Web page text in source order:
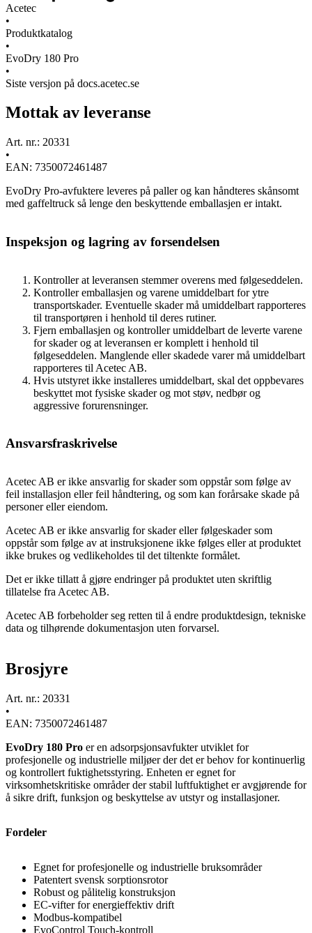
Acetec
•
Produktkatalog
•
EvoDry 180 Pro
•
Siste versjon på docs.acetec.se
Mottak av leveranse
Art. nr.: 20331
•
EAN: 7350072461487
EvoDry Pro-avfuktere leveres på paller og kan håndteres skånsomt
med gaffeltruck så lenge den beskyttende emballasjen er intakt.
Inspeksjon og lagring av forsendelsen
Kontroller at leveransen stemmer overens med følgeseddelen.
Kontroller emballasjen og varene umiddelbart for ytre
transportskader. Eventuelle skader må umiddelbart rapporteres
til transportøren i henhold til deres rutiner.
Fjern emballasjen og kontroller umiddelbart de leverte varene
for skader og at leveransen er komplett i henhold til
følgeseddelen. Manglende eller skadede varer må umiddelbart
rapporteres til Acetec AB.
Hvis utstyret ikke installeres umiddelbart, skal det oppbevares
beskyttet mot fysiske skader og mot støv, nedbør og
aggressive forurensninger.
Ansvarsfraskrivelse
Acetec AB er ikke ansvarlig for skader som oppstår som følge av
feil installasjon eller feil håndtering, og som kan forårsake skade på
personer eller eiendom.
Acetec AB er ikke ansvarlig for skader eller følgeskader som
oppstår som følge av at instruksjonene ikke følges eller at produktet
ikke brukes og vedlikeholdes til det tiltenkte formålet.
Det er ikke tillatt å gjøre endringer på produktet uten skriftlig
tillatelse fra Acetec AB.
Acetec AB forbeholder seg retten til å endre produktdesign, tekniske
data og tilhørende dokumentasjon uten forvarsel.
Brosjyre
Art. nr.: 20331
•
EAN: 7350072461487
EvoDry 180 Pro er en adsorpsjonsavfukter utviklet for
profesjonelle og industrielle miljøer der det er behov for kontinuerlig
og kontrollert fuktighetsstyring. Enheten er egnet for
virksomhetskritiske områder der stabil luftfuktighet er avgjørende for
å sikre drift, funksjon og beskyttelse av utstyr og installasjoner.
Fordeler
Egnet for profesjonelle og industrielle bruksområder
Patentert svensk sorptionsrotor
Robust og pålitelig konstruksjon
EC-vifter for energieffektiv drift
Modbus-kompatibel
EvoControl Touch-kontroll